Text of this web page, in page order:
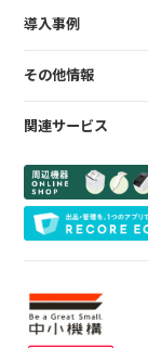
EC機能
KPI管理機能
会計機能
質機能
ささげ代行サービス
導入事例
商材専門店
買取専門店
トレーディングカード
その他情報
よくある質問
会社概要
プライバシーポリシー
関連サービス